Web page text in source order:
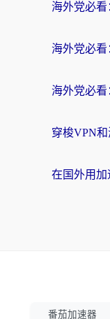
番茄加速器